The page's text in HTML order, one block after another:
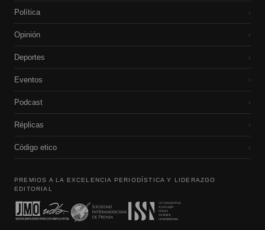
Política ›
Opinión ›
Deportes ›
Eventos ›
Podcast ›
Réplicas ›
Código etico ›
PREMIOS A LA EXCELENCIA PERIODÍSTICA Y LIDERAZGO
EDITORIAL